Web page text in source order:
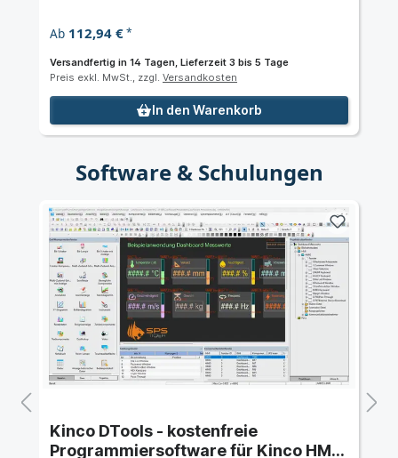
Ab 112,94 €*
Versandfertig in 14 Tagen, Lieferzeit 3 bis 5 Tage
Preis exkl. MwSt., zzgl. Versandkosten
In den Warenkorb
Software & Schulungen
Kinco DTools - kostenfreie
Programmiersoftware für Kinco HMI